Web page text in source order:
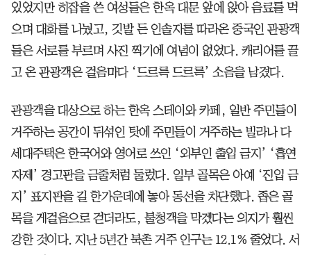
있었지만 히잡을 쓴 여성들은 한옥 대문 앞에 앉아 음료를 먹
으며 대화를 나눴고, 깃발 든 인솔자를 따라온 중국인 관광객
들은 서로를 부르며 사진 찍기에 여념이 없었다. 캐리어를 끌
고 온 관광객은 걸음마다 ‘드르륵 드르륵’ 소음을 남겼다.
관광객을 대상으로 하는 한옥 스테이와 카페, 일반 주민들이
거주하는 공간이 뒤섞인 탓에 주민들이 거주하는 빌라나 다
세대주택은 한국어와 영어로 쓰인 ‘외부인 출입 금지’ ‘흡연
자제’ 경고판을 금줄처럼 둘렀다. 일부 골목은 아예 ‘진입 금
지’ 표지판을 길 한가운데에 놓아 동선을 차단했다. 좁은 골
목을 게걸음으로 걷더라도, 불청객을 막겠다는 의지가 훨씬
강한 것이다. 지난 5년간 북촌 거주 인구는 12.1% 줄었다. 서